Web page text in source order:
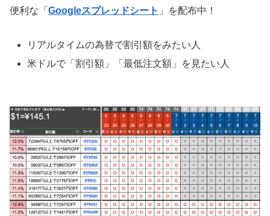
便利な「 Googleスプレッドシート 」を配布中！
リアルタイムの為替で割引額をみたい人
米ドルで「割引額」「最低注文額」を見たい人